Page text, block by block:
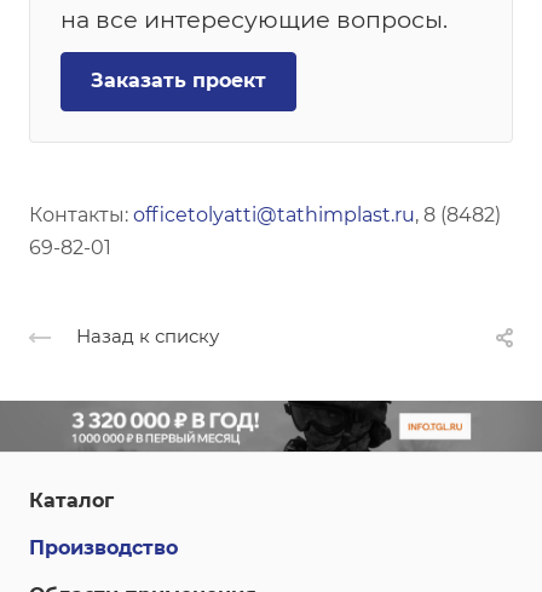
на все интересующие вопросы.
Заказать проект
Контакты: officetolyatti@tathimplast.ru, 8 (8482)
69-82-01
Назад к списку
Каталог
Производство